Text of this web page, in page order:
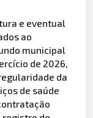
e eventual
ao
municipal
de 2026,
da
de saúde